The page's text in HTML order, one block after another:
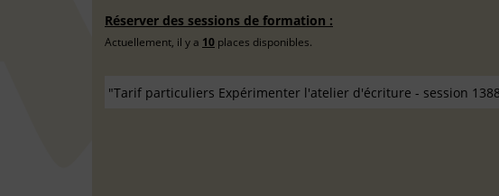
Réserver des sessions de formation :
Actuellement, il y a 10 places disponibles.